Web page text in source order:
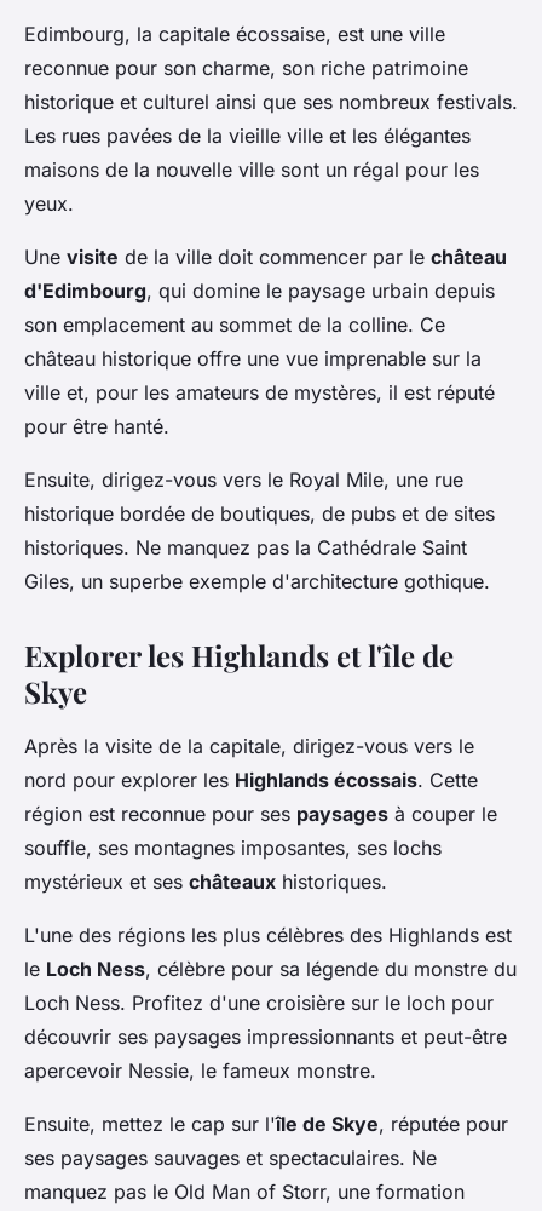
Edimbourg, la capitale écossaise, est une ville
reconnue pour son charme, son riche patrimoine
historique et culturel ainsi que ses nombreux festivals.
Les rues pavées de la vieille ville et les élégantes
maisons de la nouvelle ville sont un régal pour les
yeux.
Une visite de la ville doit commencer par le château
d'Edimbourg, qui domine le paysage urbain depuis
son emplacement au sommet de la colline. Ce
château historique offre une vue imprenable sur la
ville et, pour les amateurs de mystères, il est réputé
pour être hanté.
Ensuite, dirigez-vous vers le Royal Mile, une rue
historique bordée de boutiques, de pubs et de sites
historiques. Ne manquez pas la Cathédrale Saint
Giles, un superbe exemple d'architecture gothique.
Explorer les Highlands et l'île de
Skye
Après la visite de la capitale, dirigez-vous vers le
nord pour explorer les Highlands écossais. Cette
région est reconnue pour ses paysages à couper le
souffle, ses montagnes imposantes, ses lochs
mystérieux et ses châteaux historiques.
L'une des régions les plus célèbres des Highlands est
le Loch Ness, célèbre pour sa légende du monstre du
Loch Ness. Profitez d'une croisière sur le loch pour
découvrir ses paysages impressionnants et peut-être
apercevoir Nessie, le fameux monstre.
Ensuite, mettez le cap sur l'île de Skye, réputée pour
ses paysages sauvages et spectaculaires. Ne
manquez pas le Old Man of Storr, une formation